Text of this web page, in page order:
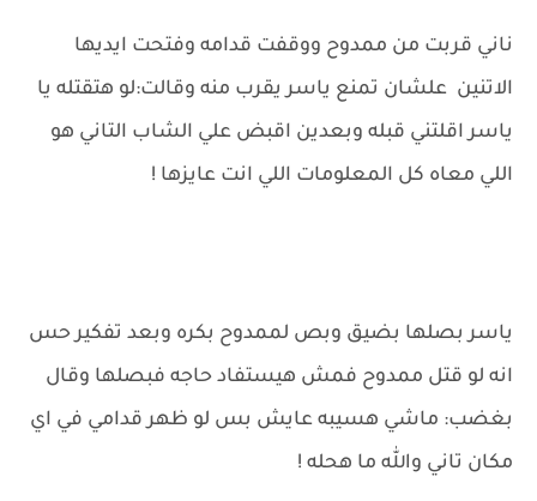
ناني قربت من ممدوح ووقفت قدامه وفتحت ايديها
الاتنين علشان تمنع ياسر يقرب منه وقالت:لو هتقتله يا
ياسر اقلتني قبله وبعدين اقبض علي الشاب التاني هو
اللي معاه كل المعلومات اللي انت عايزها !
ياسر بصلها بضيق وبص لممدوح بكره وبعد تفكير حس
انه لو قتل ممدوح فمش هيستفاد حاجه فبصلها وقال
بغضب: ماشي هسيبه عايش بس لو ظهر قدامي في اي
مكان تاني والله ما هحله !